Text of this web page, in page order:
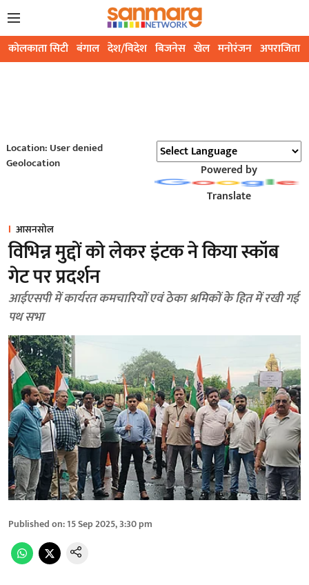
कोलकाता सिटी बंगाल देश/विदेश बिजनेस खेल मनोरंजन अपराजिता
Location: User denied
Geolocation
Powered by
Translate
आसनसोल
विभिन्न मुद्दों को लेकर इंटक ने किया स्कॉब
गेट पर प्रदर्शन
आईएसपी में कार्यरत कमचारियों एवं ठेका श्रमिकों के हित में रखी गई
पथ सभा
Published on:15 Sep 2025, 3:30 pm